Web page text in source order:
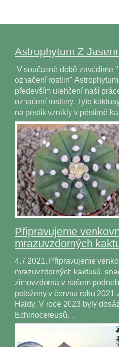
Astrophytum Z
V současné době zavádíme
označení rostlin"
především ulehčení naší
označení rostliny. Tyto
na pestík vznikly v pěstírně
Připravujeme
mrazuvzdorných
4.7 2021. Připravujeme
mrazuvzdorných kaktusů,
zimovzdorná v našem
položeny v červnu roku 2021
Haldy. V roce 2023 byly
Echinocereusů…